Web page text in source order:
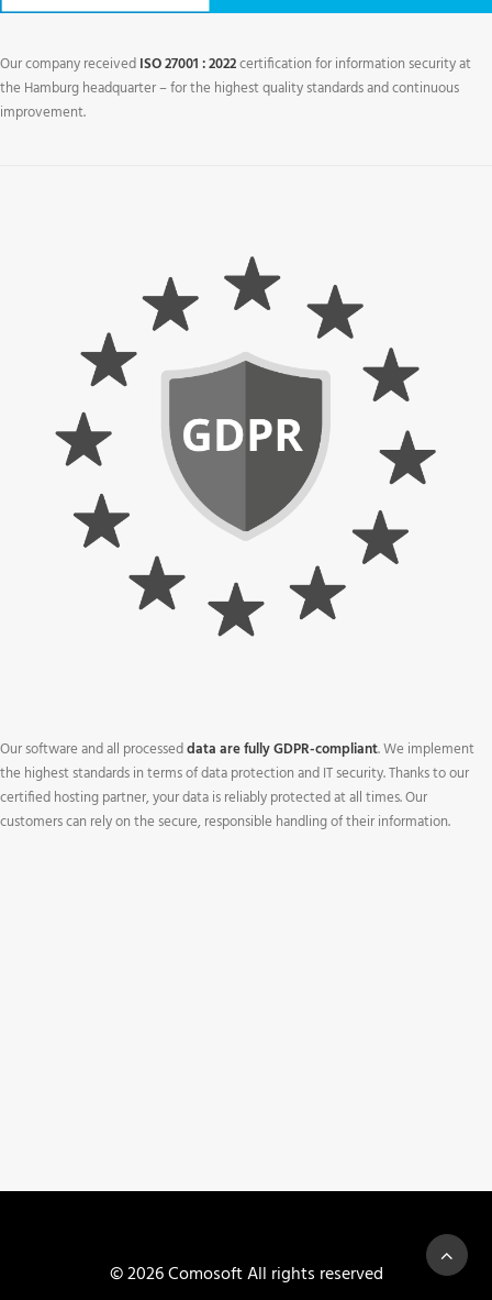
Our company receivedISO 27001 : 2022certification for information security at
the Hamburg headquarter – for the highest quality standards and continuous
improvement.
Our software and all processeddata are fully GDPR-compliant. We implement
the highest standards in terms of data protection and IT security. Thanks to our
certified hosting partner, your data is reliably protected at all times. Our
customers can rely on the secure, responsible handling of their information.
© 2026 Comosoft All rights reserved